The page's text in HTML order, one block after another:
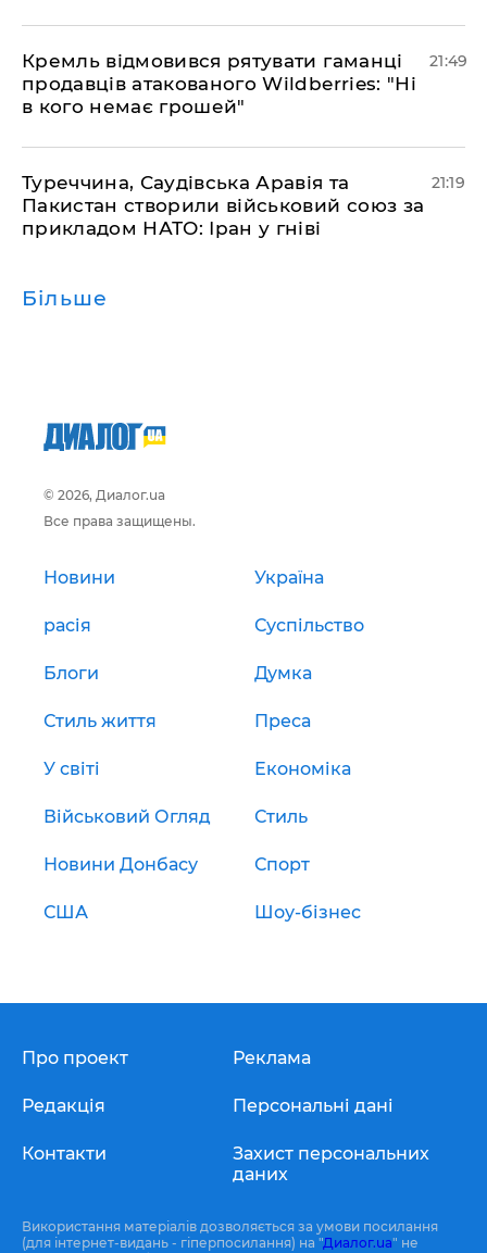
​Кремль відмовився рятувати гаманці
продавців атакованого Wildberries: "Ні
в кого немає грошей"
21:49
​Туреччина, Саудівська Аравія та
Пакистан створили військовий союз за
прикладом НАТО: Іран у гніві
21:19
Більше
© 2026, Диалог.ua
Все права защищены.
Новини Україна
расія Суспільство
Блоги Думка
Стиль життя Преса
У світі Економіка
Військовий Огляд Стиль
Новини Донбасу Спорт
США Шоу-бізнес
Про проект
Редакція
Контакти
Реклама
Персональні дані
Захист персональних
даних
Використання матеріалів дозволяється за умови посилання
(для інтернет-видань - гіперпосилання) на "Диалог.ua" не